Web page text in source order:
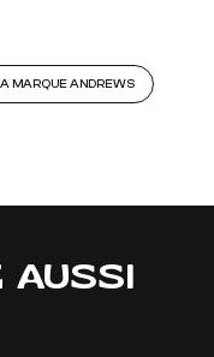
MARQUE ANDREWS
AUSSI